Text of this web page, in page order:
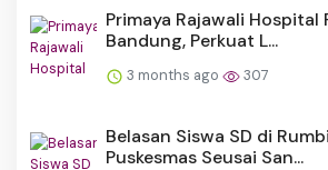
Primaya Rajawali Hospital
Bandung, Perkuat L...
3 months ago 307
Belasan Siswa SD di
Puskesmas Seusai San...